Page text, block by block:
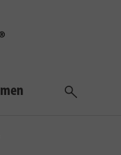
Suchen